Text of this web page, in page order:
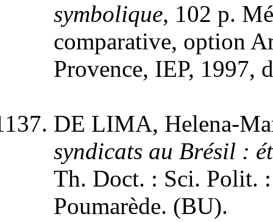
symbolique, 102 p.
comparative, option
Provence, IEP, 1997,
DE LIMA, Helena-
syndicats au Brésil :
Th. Doct. : Sci. Polit.
Poumarède. (BU).